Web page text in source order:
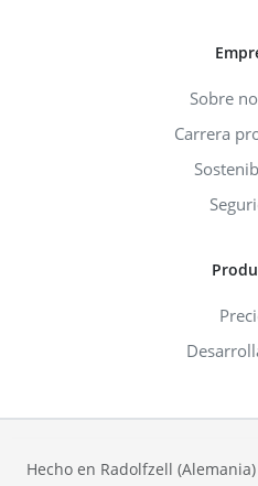
Sobre
Carrera
Hecho en Radolfzell